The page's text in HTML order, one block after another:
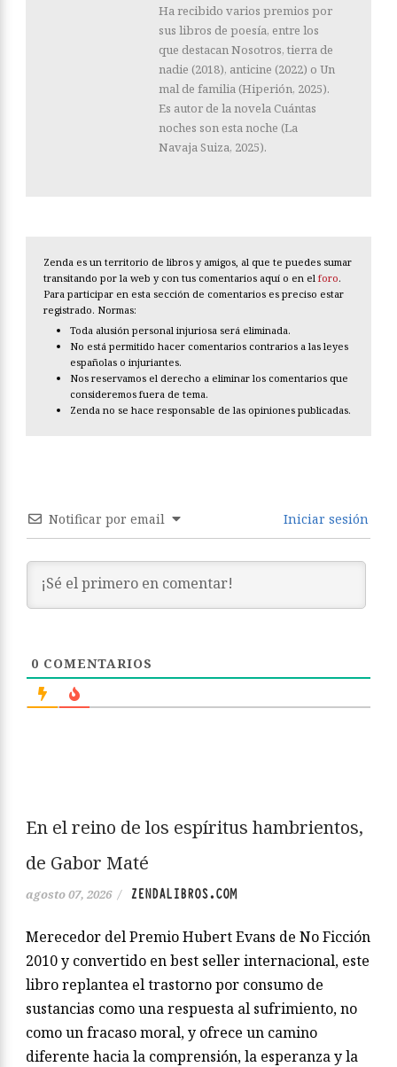
Ha recibido varios premios por
sus libros de poesía, entre los
que destacan Nosotros, tierra de
nadie (2018), anticine (2022) o Un
mal de familia (Hiperión, 2025).
Es autor de la novela Cuántas
noches son esta noche (La
Navaja Suiza, 2025).
Zenda es un territorio de libros y amigos, al que te puedes sumar
transitando por la web y con tus comentarios aquí o en el foro.
Para participar en esta sección de comentarios es preciso estar
registrado. Normas:
Toda alusión personal injuriosa será eliminada.
No está permitido hacer comentarios contrarios a las leyes
españolas o injuriantes.
Nos reservamos el derecho a eliminar los comentarios que
consideremos fuera de tema.
Zenda no se hace responsable de las opiniones publicadas.
Notificar por email Iniciar sesión
0 COMENTARIOS
En el reino de los espíritus hambrientos,
de Gabor Maté
agosto 07, 2026 / ZENDALIBROS.COM
Merecedor del Premio Hubert Evans de No Ficción
2010 y convertido en best seller internacional, este
libro replantea el trastorno por consumo de
sustancias como una respuesta al sufrimiento, no
como un fracaso moral, y ofrece un camino
diferente hacia la comprensión, la esperanza y la